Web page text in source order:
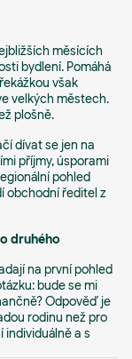
měsících
bydlení. Pomáhá
však
velkých městech.
plošně.
dívat se jen na
příjmy, úsporami
pohled
obchodní ředitel z
druhého
na první pohled
bude se mi
Odpověď je
rodinu než pro
individuálně a s